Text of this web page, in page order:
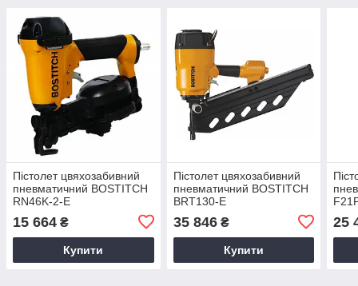
Пістолет цвяхозабивний
пневматичний BOSTITCH
RN46K-2-E
15 664 ₴
Купити
Пістолет цвяхозабивний
пневматичний BOSTITCH
BRT130-E
35 846₴
Купити
25